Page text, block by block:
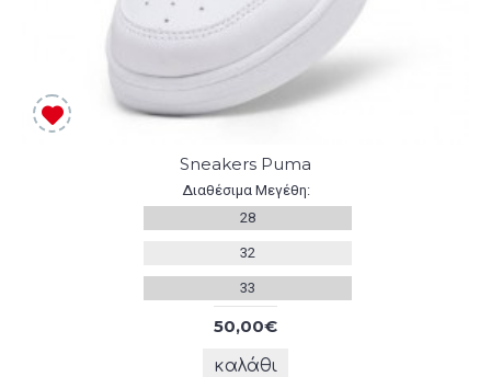
Sneakers Puma
Διαθέσιμα Μεγέθη:
28
32
33
50,00€
καλάθι